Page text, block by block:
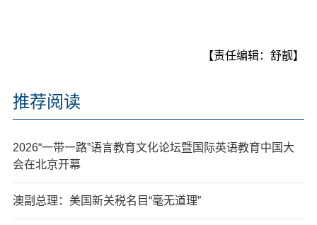
【责任编辑：舒靓】
推荐阅读
2026“一带一路”语言教育文化论坛暨国际英语教育中国大
会在北京开幕
澳副总理：美国新关税名目“毫无道理”